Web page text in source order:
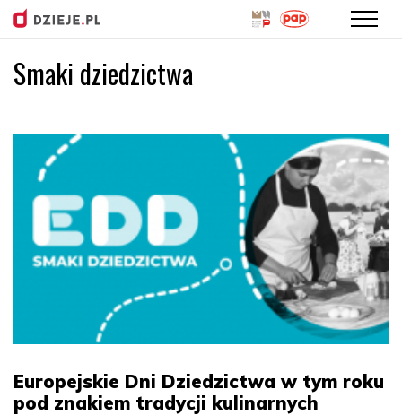
Smaki dziedzictwa
Europejskie Dni Dziedzictwa w tym roku
pod znakiem tradycji kulinarnych